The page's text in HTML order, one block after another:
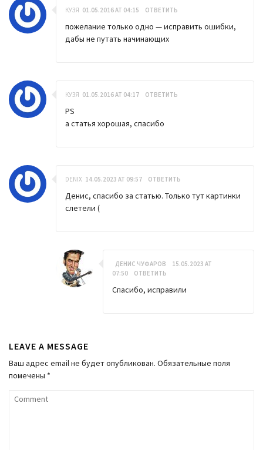
КУЗЯ 01.05.2016 AT 04:15 ОТВЕТИТЬ
пожелание только одно — исправить ошибки,
дабы не путать начинающих
КУЗЯ 01.05.2016 AT 04:17 ОТВЕТИТЬ
PS
а статья хорошая, спасибо
DENIX 14.05.2023 AT 09:57 ОТВЕТИТЬ
Денис, спасибо за статью. Только тут картинки
слетели (
ДЕНИС ЧУФАРОВ
15.05.2023 AT
07:50
ОТВЕТИТЬ
Спасибо, исправили
LEAVE A MESSAGE
Ваш адрес email не будет опубликован. Обязательные поля
помечены *